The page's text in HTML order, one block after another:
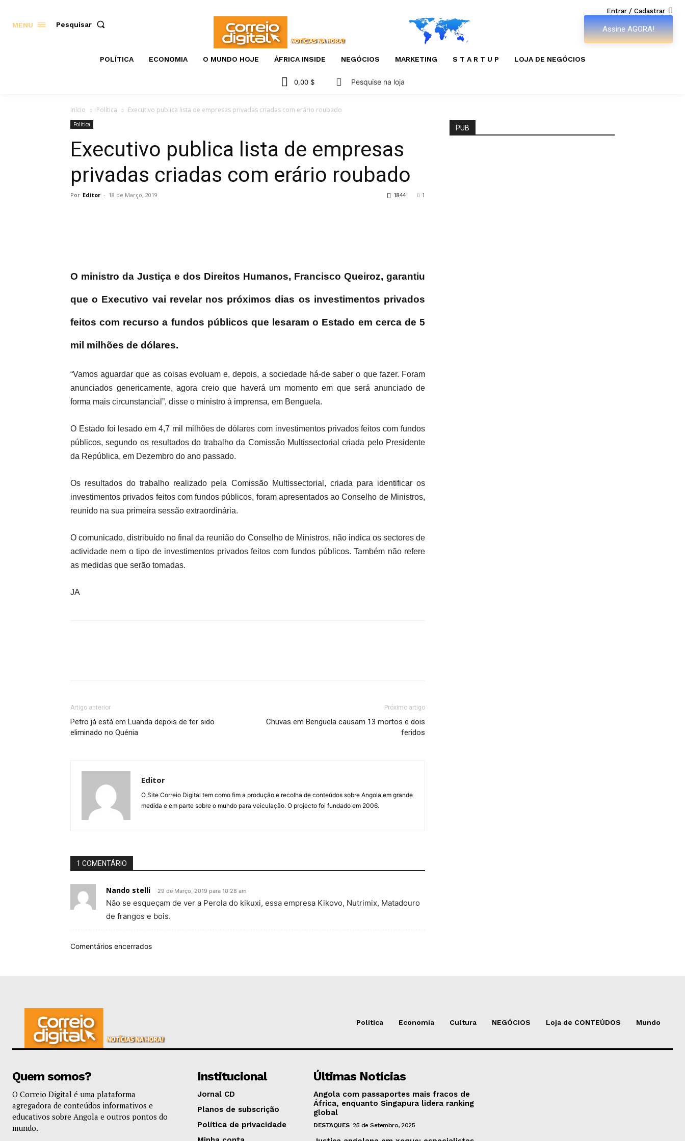
MENU Pesquisar
Entrar / Cadastrar
Assine AGORA!
POLÍTICA ECONOMIA O MUNDO HOJE ÁFRICA INSIDE NEGÓCIOS MARKETING S T A R T U P LOJA DE NEGÓCIOS
0,00 $ Pesquise na loja
Início Política Executivo publica lista de empresas privadas criadas com erário roubado
Política
Executivo publica lista de empresas
privadas criadas com erário roubado
Por Editor - 18 de Março, 2019 1
1844
O ministro da Justiça e dos Direitos Humanos, Francisco Queiroz, garantiu
que o Executivo vai revelar nos próximos dias os investimentos privados
feitos com recurso a fundos públicos que lesaram o Estado em cerca de 5
mil milhões de dólares.
“Vamos aguardar que as coisas evoluam e, depois, a sociedade há-de saber o que fazer. Foram
anunciados genericamente, agora creio que haverá um momento em que será anunciado de
forma mais circunstancial”, disse o ministro à imprensa, em Benguela.
O Estado foi lesado em 4,7 mil milhões de dólares com investimentos privados feitos com fundos
públicos, segundo os resultados do trabalho da Comissão Multissectorial criada pelo Presidente
da República, em Dezembro do ano passado.
Os resultados do trabalho realizado pela Comissão Multissectorial, criada para identificar os
investimentos privados feitos com fundos públicos, foram apresentados ao Conselho de Ministros,
reunido na sua primeira sessão extraordinária.
O comunicado, distribuído no final da reunião do Conselho de Ministros, não indica os sectores de
actividade nem o tipo de investimentos privados feitos com fundos públicos. Também não refere
as medidas que serão tomadas.
JA
Artigo anterior
Petro já está em Luanda depois de ter sido
eliminado no Quénia
Próximo artigo
Chuvas em Benguela causam 13 mortos e dois
feridos
Editor
O Site Correio Digital tem como fim a produção e recolha de conteúdos sobre Angola em grande
medida e em parte sobre o mundo para veiculação. O projecto foi fundado em 2006.
1 COMENTÁRIO
Nando stelli 29 de Março, 2019 para 10:28 am
Não se esqueçam de ver a Perola do kikuxi, essa empresa Kikovo, Nutrimix, Matadouro
de frangos e bois.
Comentários encerrados
PUB
Política Economia Cultura NEGÓCIOS Loja de CONTEÚDOS Mundo
Quem somos?
O Correio Digital é uma plataforma
agregadora de conteúdos informativos e
educativos sobre Angola e outros pontos do
mundo.
Institucional
Jornal CD
Planos de subscrição
Política de privacidade
Últimas Notícias
Angola com passaportes mais fracos de
África, enquanto Singapura lidera ranking
global
DESTAQUES 25 de Setembro, 2025